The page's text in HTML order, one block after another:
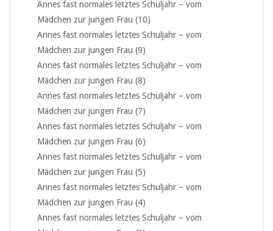
Annes fast normales letztes Schuljahr – vom
Mädchen zur jungen Frau (10)
Annes fast normales letztes Schuljahr – vom
Mädchen zur jungen Frau (9)
Annes fast normales letztes Schuljahr – vom
Mädchen zur jungen Frau (8)
Annes fast normales letztes Schuljahr – vom
Mädchen zur jungen Frau (7)
Annes fast normales letztes Schuljahr – vom
Mädchen zur jungen Frau (6)
Annes fast normales letztes Schuljahr – vom
Mädchen zur jungen Frau (5)
Annes fast normales letztes Schuljahr – vom
Mädchen zur jungen Frau (4)
Annes fast normales letztes Schuljahr – vom